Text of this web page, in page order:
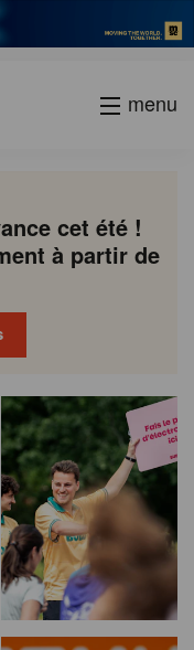
menu
cet été !
à partir de